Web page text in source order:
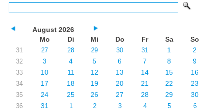
August 2026
Mo
Di Mi Do Fr Sa So
31 27 28 29 30 31 1 2
32 3 4 5 6 7 8 9
33 10 11 12 13 14 15 16
34 17 18 19 20 21 22 23
35 24 25 26 27 28 29 30
36 31 1 2 3 4 5 6